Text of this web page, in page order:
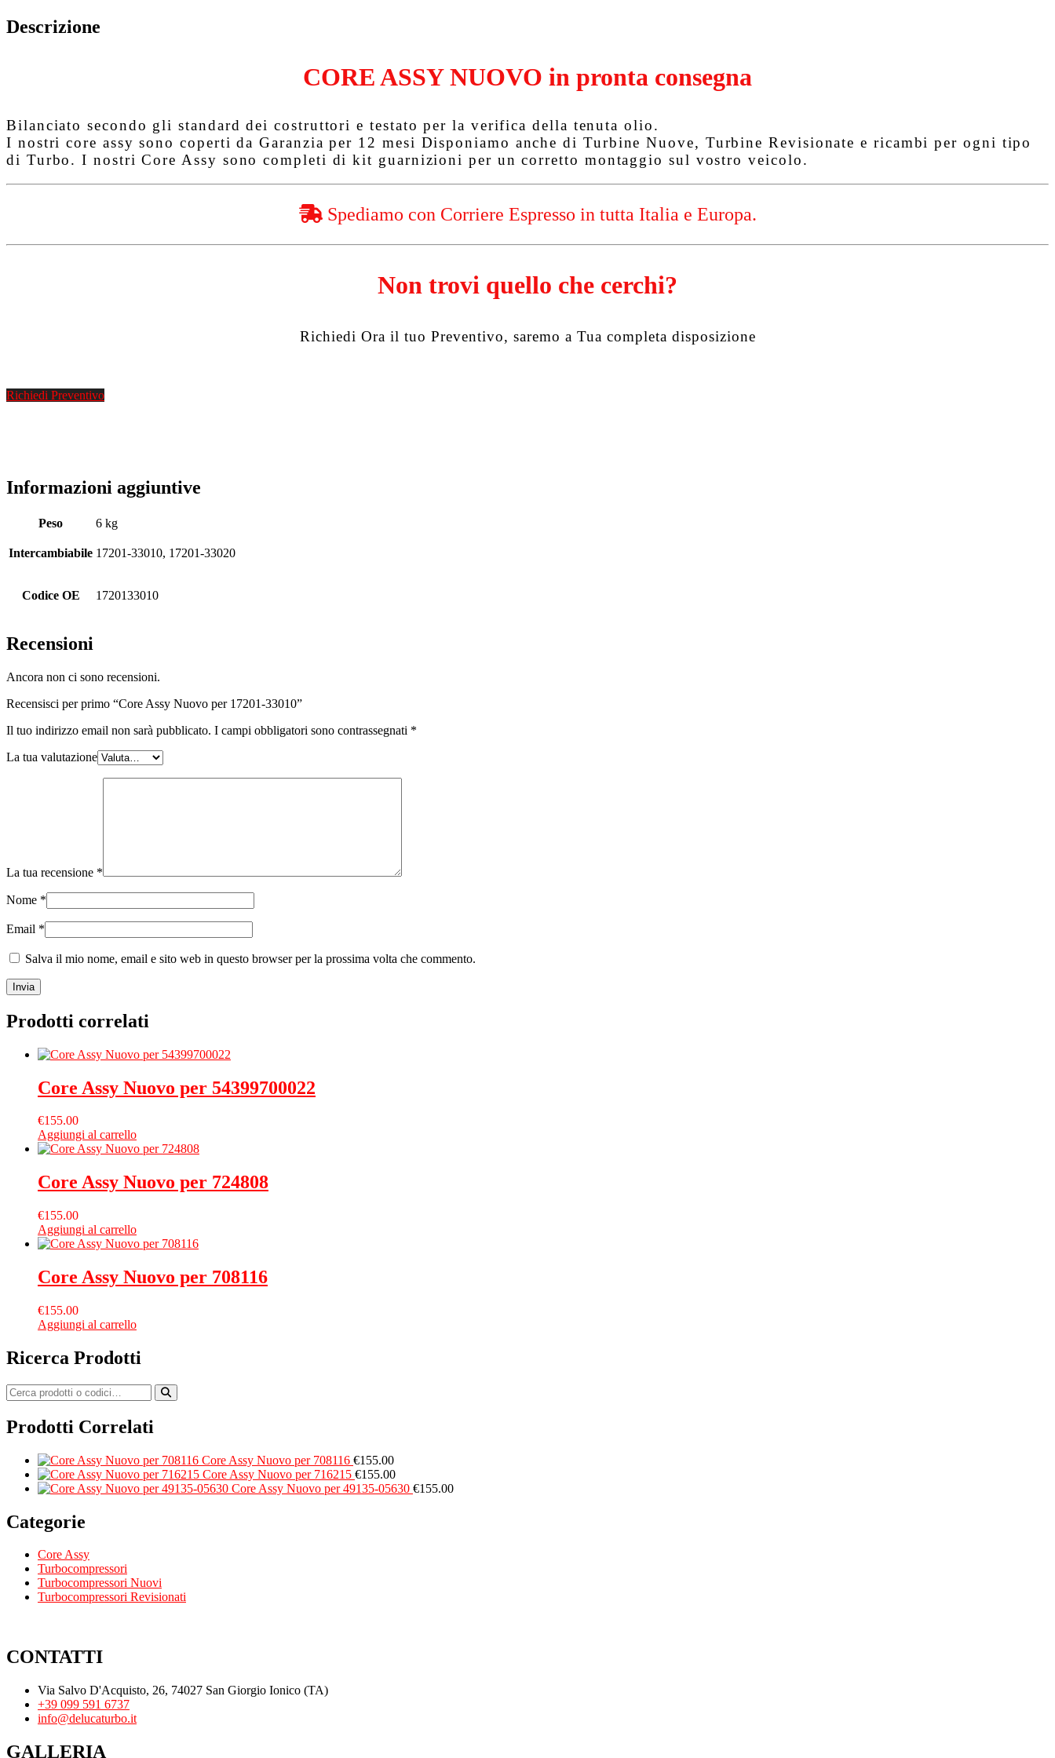
Descrizione
CORE ASSY NUOVO in pronta consegna
Bilanciato secondo gli standard dei costruttori e testato per la verifica della tenuta olio.
I nostri core assy sono coperti daGaranzia per 12 mesi Disponiamo anche di Turbine Nuove, Turbine Revisionate e ricambi per ogni tipo
di Turbo. I nostri Core Assy sono completi di kit guarnizioni per un corretto montaggio sul vostro veicolo.
Spediamo con Corriere Espresso in tutta Italia e Europa.
Non trovi quello che cerchi?
Richiedi Ora il tuo Preventivo, saremo a Tua completa disposizione
Richiedi Preventivo
Informazioni aggiuntive
Peso 6 kg
Intercambiabile 17201-33010, 17201-33020
Codice OE 1720133010
Recensioni
Ancora non ci sono recensioni.
Recensisci per primo “Core Assy Nuovo per 17201-33010”
Il tuo indirizzo email non sarà pubblicato. I campi obbligatori sono contrassegnati *
La tua valutazione
La tua recensione *
Nome *
Email *
Salva il mio nome, email e sito web in questo browser per la prossima volta che commento.
Prodotti correlati
Core Assy Nuovo per 54399700022
€155.00
Aggiungi al carrello
Core Assy Nuovo per 724808
€155.00
Aggiungi al carrello
Core Assy Nuovo per 708116
€155.00
Aggiungi al carrello
Ricerca Prodotti
Prodotti Correlati
Core Assy Nuovo per 708116 €155.00
Core Assy Nuovo per 716215 €155.00
Core Assy Nuovo per 49135-05630 €155.00
Categorie
Core Assy
Turbocompressori
Turbocompressori Nuovi
Turbocompressori Revisionati
CONTATTI
Via Salvo D'Acquisto, 26, 74027 San Giorgio Ionico (TA)
+39 099 591 6737
info@delucaturbo.it
GALLERIA